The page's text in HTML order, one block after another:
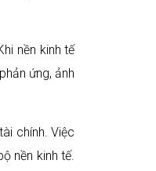
nền kinh tế
ứng, ảnh
chính. Việc
nền kinh tế.